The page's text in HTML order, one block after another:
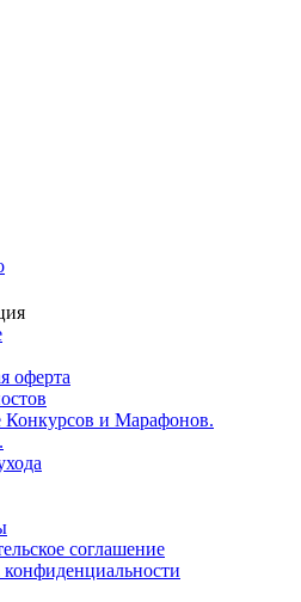
оферта
и Марафонов.
соглашение